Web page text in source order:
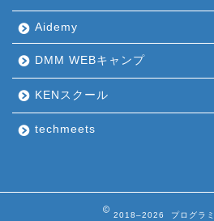
Aidemy
DMM WEBキャンプ
KENスクール
techmeets
2018–2026 プログラミ